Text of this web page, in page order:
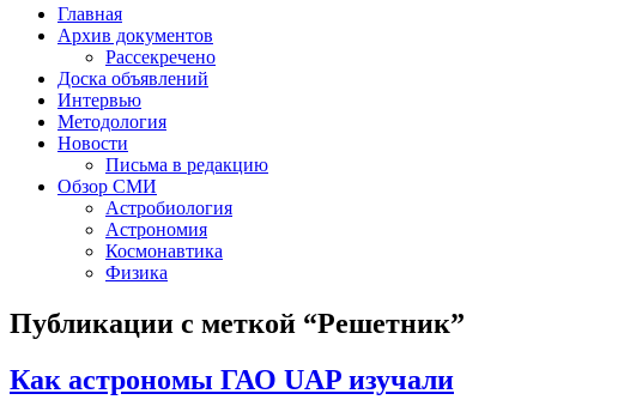
Главная
Архив документов
Рассекречено
Доска объявлений
Интервью
Методология
Новости
Письма в редакцию
Обзор СМИ
Астробиология
Астрономия
Космонавтика
Физика
Публикации с меткой “Решетник”
Как астрономы ГАО UAP изучали